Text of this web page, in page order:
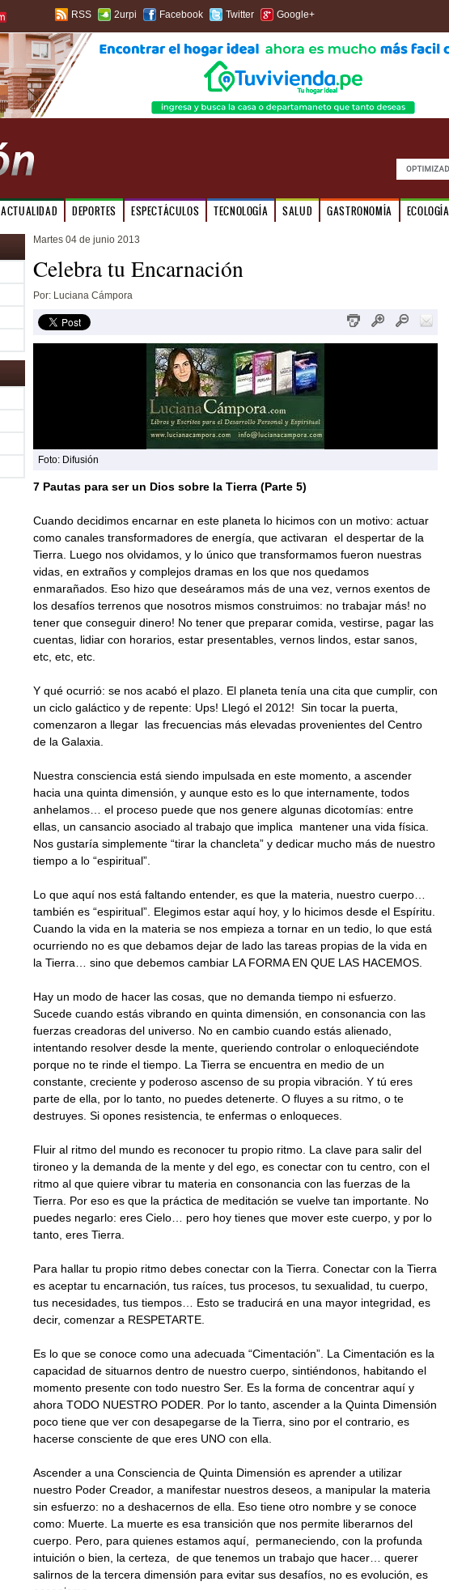
RSS 2urpi Facebook Twitter Google+
ACTUALIDAD DEPORTES ESPECTÁCULOS TECNOLOGÍA SALUD GASTRONOMÍA ECOLOGÍA
Martes 04 de junio 2013
Celebra tu Encarnación
Por: Luciana Cámpora
Foto: Difusión
7 Pautas para ser un Dios sobre la Tierra (Parte 5)
Cuando decidimos encarnar en este planeta lo hicimos con un motivo: actuar
como canales transformadores de energía, que activaran el despertar de la
Tierra. Luego nos olvidamos, y lo único que transformamos fueron nuestras
vidas, en extraños y complejos dramas en los que nos quedamos
enmarañados. Eso hizo que deseáramos más de una vez, vernos exentos de
los desafíos terrenos que nosotros mismos construimos: no trabajar más! no
tener que conseguir dinero! No tener que preparar comida, vestirse, pagar las
cuentas, lidiar con horarios, estar presentables, vernos lindos, estar sanos,
etc, etc, etc.
Y qué ocurrió: se nos acabó el plazo. El planeta tenía una cita que cumplir, con
un ciclo galáctico y de repente: Ups! Llegó el 2012! Sin tocar la puerta,
comenzaron a llegar las frecuencias más elevadas provenientes del Centro
de la Galaxia.
Nuestra consciencia está siendo impulsada en este momento, a ascender
hacia una quinta dimensión, y aunque esto es lo que internamente, todos
anhelamos… el proceso puede que nos genere algunas dicotomías: entre
ellas, un cansancio asociado al trabajo que implica mantener una vida física.
Nos gustaría simplemente “tirar la chancleta” y dedicar mucho más de nuestro
tiempo a lo “espiritual”.
Lo que aquí nos está faltando entender, es que la materia, nuestro cuerpo…
también es “espiritual”. Elegimos estar aquí hoy, y lo hicimos desde el Espíritu.
Cuando la vida en la materia se nos empieza a tornar en un tedio, lo que está
ocurriendo no es que debamos dejar de lado las tareas propias de la vida en
la Tierra… sino que debemos cambiar LA FORMA EN QUE LAS HACEMOS.
Hay un modo de hacer las cosas, que no demanda tiempo ni esfuerzo.
Sucede cuando estás vibrando en quinta dimensión, en consonancia con las
fuerzas creadoras del universo. No en cambio cuando estás alienado,
intentando resolver desde la mente, queriendo controlar o enloqueciéndote
porque no te rinde el tiempo. La Tierra se encuentra en medio de un
constante, creciente y poderoso ascenso de su propia vibración. Y tú eres
parte de ella, por lo tanto, no puedes detenerte. O fluyes a su ritmo, o te
destruyes. Si opones resistencia, te enfermas o enloqueces.
Fluir al ritmo del mundo es reconocer tu propio ritmo. La clave para salir del
tironeo y la demanda de la mente y del ego, es conectar con tu centro, con el
ritmo al que quiere vibrar tu materia en consonancia con las fuerzas de la
Tierra. Por eso es que la práctica de meditación se vuelve tan importante. No
puedes negarlo: eres Cielo… pero hoy tienes que mover este cuerpo, y por lo
tanto, eres Tierra.
Para hallar tu propio ritmo debes conectar con la Tierra. Conectar con la Tierra
es aceptar tu encarnación, tus raíces, tus procesos, tu sexualidad, tu cuerpo,
tus necesidades, tus tiempos… Esto se traducirá en una mayor integridad, es
decir, comenzar a RESPETARTE.
Es lo que se conoce como una adecuada “Cimentación”. La Cimentación es la
capacidad de situarnos dentro de nuestro cuerpo, sintiéndonos, habitando el
momento presente con todo nuestro Ser. Es la forma de concentrar aquí y
ahora TODO NUESTRO PODER. Por lo tanto, ascender a la Quinta Dimensión
poco tiene que ver con desapegarse de la Tierra, sino por el contrario, es
hacerse consciente de que eres UNO con ella.
Ascender a una Consciencia de Quinta Dimensión es aprender a utilizar
nuestro Poder Creador, a manifestar nuestros deseos, a manipular la materia
sin esfuerzo: no a deshacernos de ella. Eso tiene otro nombre y se conoce
como: Muerte. La muerte es esa transición que nos permite liberarnos del
cuerpo. Pero, para quienes estamos aquí, permaneciendo, con la profunda
intuición o bien, la certeza, de que tenemos un trabajo que hacer… querer
salirnos de la tercera dimensión para evitar sus desafíos, no es evolución, es